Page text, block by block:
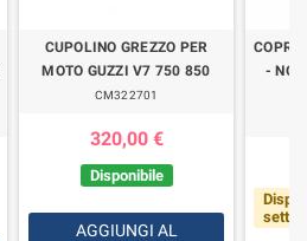
CUPOLINO GREZZO PER
MOTO GUZZI V7 750 850
CM322701
320,00 €
Disponibile
AGGIUNGI AL
-